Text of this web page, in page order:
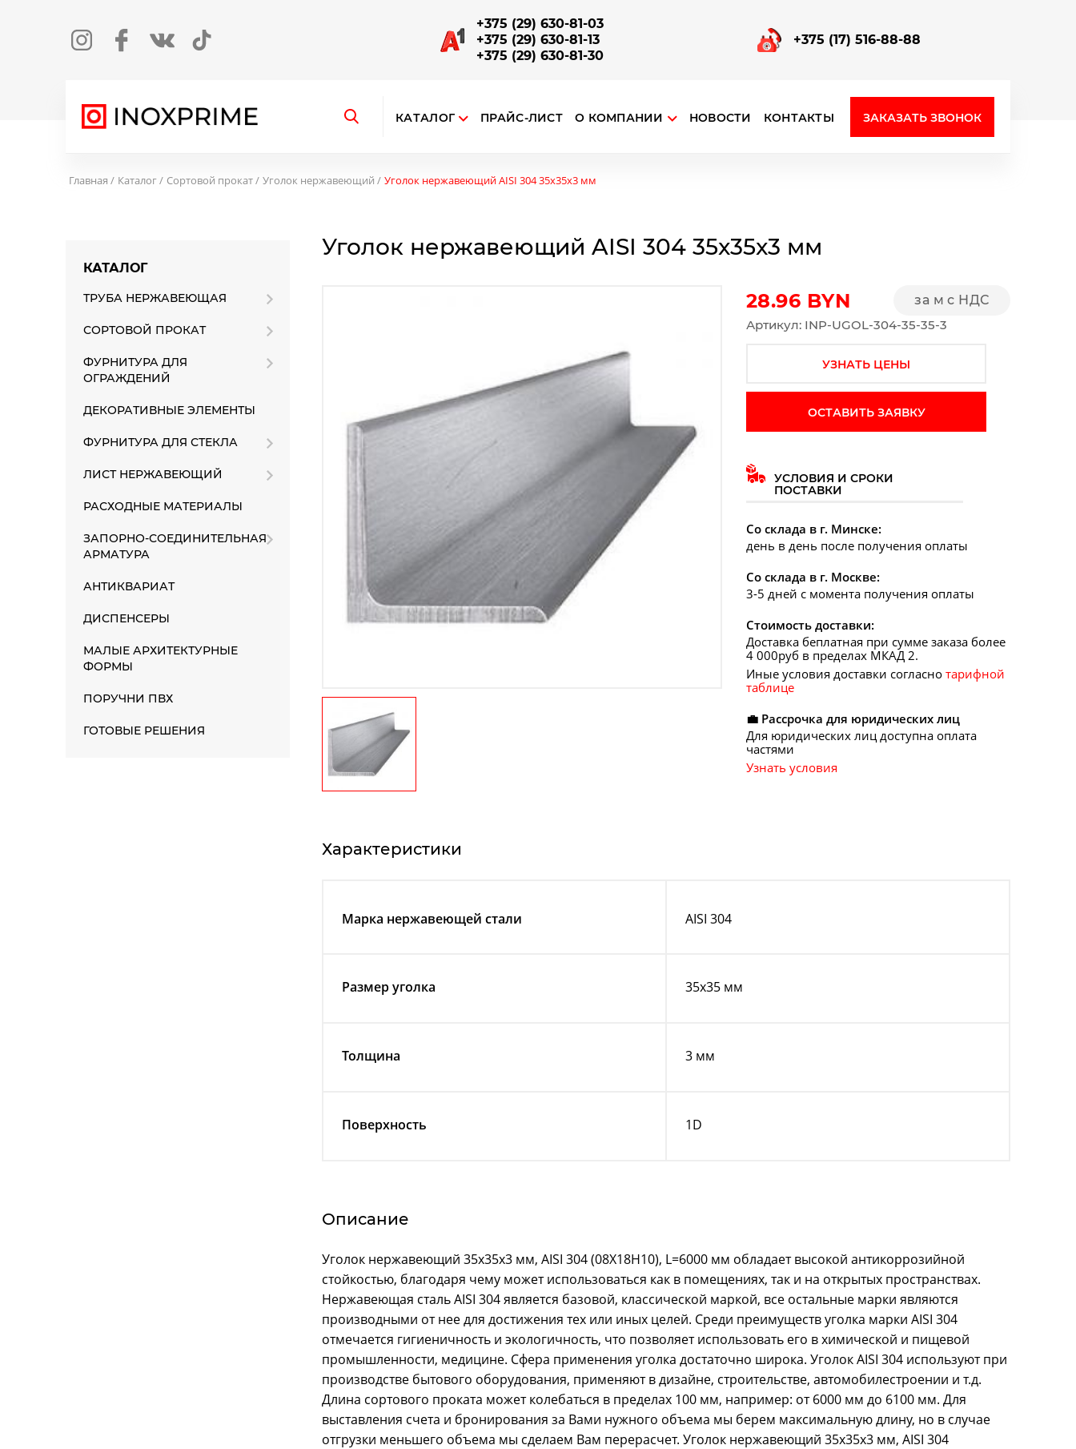
InstagramFacebookВконтакте
TikTok
+375 (29) 630-81-03
+375 (29) 630-81-13
+375 (29) 630-81-30
+375 (17) 516-88-88
Открыть поиск
КАТАЛОГ ПРАЙС-ЛИСТ О КОМПАНИИ НОВОСТИ КОНТАКТЫ ЗАКАЗАТЬ ЗВОНОК
Главная Каталог Сортовой прокат Уголок нержавеющий Уголок нержавеющий AISI 304 35x35x3 мм
КАТАЛОГ
ТРУБА НЕРЖАВЕЮЩАЯ
СОРТОВОЙ ПРОКАТ
ФУРНИТУРА ДЛЯ
ОГРАЖДЕНИЙ
ДЕКОРАТИВНЫЕ ЭЛЕМЕНТЫ
ФУРНИТУРА ДЛЯ СТЕКЛА
ЛИСТ НЕРЖАВЕЮЩИЙ
РАСХОДНЫЕ МАТЕРИАЛЫ
ЗАПОРНО-СОЕДИНИТЕЛЬНАЯ
АРМАТУРА
АНТИКВАРИАТ
ДИСПЕНСЕРЫ
МАЛЫЕ АРХИТЕКТУРНЫЕ
ФОРМЫ
ПОРУЧНИ ПВХ
ГОТОВЫЕ РЕШЕНИЯ
Уголок нержавеющий AISI 304 35x35x3 мм
28.96 BYN
за м с НДС
Артикул: INP-UGOL-304-35-35-3
УЗНАТЬ ЦЕНЫ
ОСТАВИТЬ ЗАЯВКУ
УСЛОВИЯ И СРОКИ
ПОСТАВКИ
Со склада в г. Минске:
день в день после получения оплаты
Со склада в г. Москве:
3-5 дней с момента получения оплаты
Стоимость доставки:
Доставка беплатная при сумме заказа более
4 000руб в пределах МКАД 2.
Иные условия доставки согласно тарифной
таблице
💼 Рассрочка для юридических лиц
Для юридических лиц доступна оплата
частями
Узнать условия
Характеристики
Марка нержавеющей стали AISI 304
Размер уголка 35х35 мм
Толщина 3 мм
Поверхность 1D
Описание
Уголок нержавеющий 35x35x3 мм, AISI 304 (08Х18Н10), L=6000 мм обладает высокой антикоррозийной
стойкостью, благодаря чему может использоваться как в помещениях, так и на открытых пространствах.
Нержавеющая сталь AISI 304 является базовой, классической маркой, все остальные марки являются
производными от нее для достижения тех или иных целей. Среди преимуществ уголка марки AISI 304
отмечается гигиеничность и экологичность, что позволяет использовать его в химической и пищевой
промышленности, медицине. Сфера применения уголка достаточно широка. Уголок AISI 304 используют при
производстве бытового оборудования, применяют в дизайне, строительстве, автомобилестроении и т.д.
Длина сортового проката может колебаться в пределах 100 мм, например: от 6000 мм до 6100 мм. Для
выставления счета и бронирования за Вами нужного объема мы берем максимальную длину, но в случае
отгрузки меньшего объема мы сделаем Вам перерасчет. Уголок нержавеющий 35x35x3 мм, AISI 304